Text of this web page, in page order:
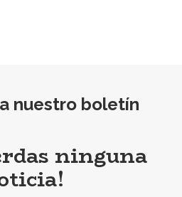
nuestro boletín
ninguna